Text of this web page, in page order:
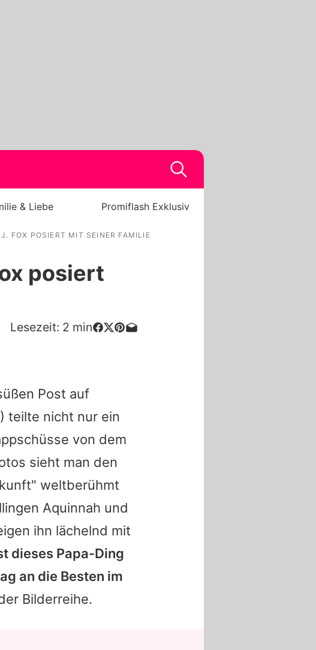
& Liebe Promiflash Exklusiv
FOX POSIERT MIT SEINER FAMILIE
posiert
Lesezeit: 2 min
Post auf
teilte nicht nur ein
von dem
sieht man den
weltberühmt
Aquinnah und
ihn lächelnd mit
dieses Papa-Ding
an die Besten im
Bilderreihe.